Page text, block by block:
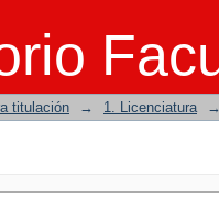
titulación → 1. Licenciatura